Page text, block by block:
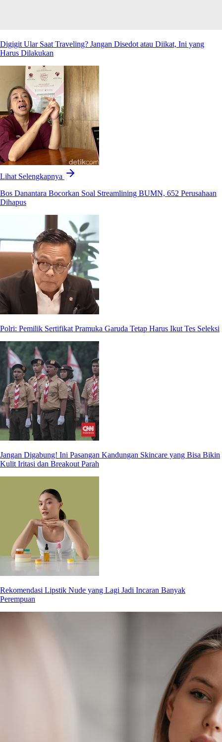
Digigit Ular Saat Traveling? Jangan Disedot atau Diikat, Ini yang
Harus Dilakukan
Lihat Selengkapnya
Bos Danantara Bocorkan Soal Streamlining BUMN, 652 Perusahaan
Dihapus
Polri: Pemilik Sertifikat Pramuka Garuda Tetap Harus Ikut Tes Seleksi
Jangan Digabung! Ini Pasangan Kandungan Skincare yang Bisa Bikin
Kulit Iritasi dan Breakout Parah
Rekomendasi Lipstik Nude yang Lagi Jadi Incaran Banyak
Perempuan